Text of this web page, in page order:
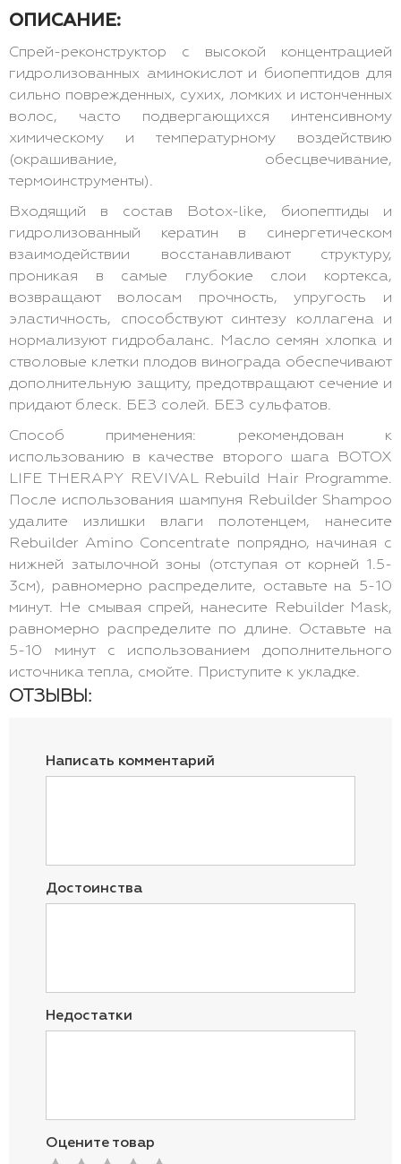
ОПИСАНИЕ:
Спрей-реконструктор с высокой концентрацией
гидролизованных аминокислот и биопептидов для
сильно поврежденных, сухих, ломких и истонченных
волос, часто подвергающихся интенсивному
химическому и температурному воздействию
(окрашивание, обесцвечивание,
термоинструменты).
Входящий в состав Botox-like, биопептиды и
гидролизованный кератин в синергетическом
взаимодействии восстанавливают структуру,
проникая в самые глубокие слои кортекса,
возвращают волосам прочность, упругость и
эластичность, способствуют синтезу коллагена и
нормализуют гидробаланс. Масло семян хлопка и
стволовые клетки плодов винограда обеспечивают
дополнительную защиту, предотвращают сечение и
придают блеск. БЕЗ солей. БЕЗ сульфатов.
Способ применения: рекомендован к
использованию в качестве второго шага BOTOX
LIFE THERAPY REVIVAL Rebuild Hair Programme.
После использования шампуня Rebuilder Shampoo
удалите излишки влаги полотенцем, нанесите
Rebuilder Amino Concentrate попрядно, начиная с
нижней затылочной зоны (отступая от корней 1.5-
3см), равномерно распределите, оставьте на 5-10
минут. Не смывая спрей, нанесите Rebuilder Mask,
равномерно распределите по длине. Оставьте на
5-10 минут с использованием дополнительного
источника тепла, смойте. Приступите к укладке.
ОТЗЫВЫ:
Написать комментарий
Достоинства
Недостатки
Оцените товар